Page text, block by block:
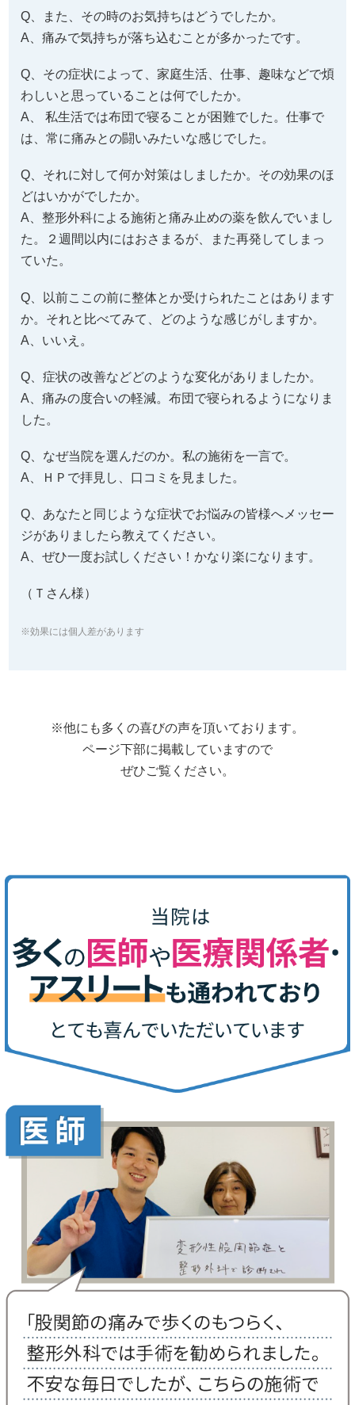
Q、また、その時のお気持ちはどうでしたか。
A、痛みで気持ちが落ち込むことが多かったです。
Q、その症状によって、家庭生活、仕事、趣味などで煩
わしいと思っていることは何でしたか。
A、 私生活では布団で寝ることが困難でした。仕事で
は、常に痛みとの闘いみたいな感じでした。
Q、それに対して何か対策はしましたか。その効果のほ
どはいかがでしたか。
A、整形外科による施術と痛み止めの薬を飲んでいまし
た。２週間以内にはおさまるが、また再発してしまっ
ていた。
Q、以前ここの前に整体とか受けられたことはあります
か。それと比べてみて、どのような感じがしますか。
A、いいえ。
Q、症状の改善などどのような変化がありましたか。
A、痛みの度合いの軽減。布団で寝られるようになりま
した。
Q、なぜ当院を選んだのか。私の施術を一言で。
A、ＨＰで拝見し、口コミを見ました。
Q、あなたと同じような症状でお悩みの皆様へメッセー
ジがありましたら教えてください。
A、ぜひ一度お試しください！かなり楽になります。
（Ｔさん様）
※効果には個人差があります
※他にも多くの喜びの声を頂いております。
ページ下部に掲載していますので
ぜひご覧ください。